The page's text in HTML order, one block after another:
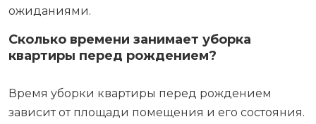
ожиданиями.
Сколько времени занимает уборка
квартиры перед рождением?
Время уборки квартиры перед рождением
зависит от площади помещения и его состояния.